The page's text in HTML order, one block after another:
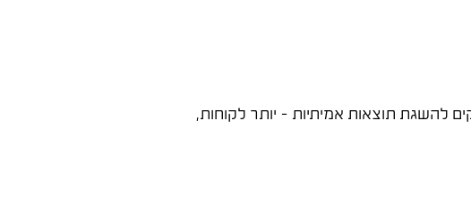
להשגת תוצאות אמיתיות – יותר לקוחות,